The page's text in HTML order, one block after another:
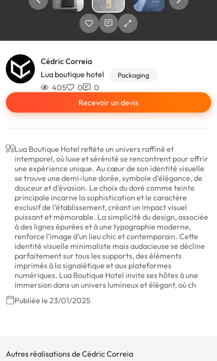
Cédric Correia
Lua boutique hotel
Packaging
405 0
0
Recevoir un devis
Lua Boutique Hotel reflète un univers raffiné et
intemporel, où luxe et sérénité se rencontrent pour offrir
une expérience unique. Au cœur de son identité visuelle
se trouve une demi-lune dorée, symbole d’élégance, de
douceur et d’évasion. Le choix du doré comme teinte
principale incarne la sophistication et le caractère
exclusif de l’établissement, créant un impact visuel
puissant et mémorable. La simplicité du design, associée
à des lignes épurées et à une typographie moderne,
renforce l’image d’un lieu chic et contemporain. Cette
identité visuelle minimaliste mais audacieuse se décline
parfaitement sur tous les supports, des éléments
imprimés à la signalétique et aux plateformes
numériques. Lua Boutique Hotel invite ses hôtes à une
immersion dans un univers lumineux et élégant, où ch
Publiée le 23/01/2025
Autres réalisations de Cédric Correia